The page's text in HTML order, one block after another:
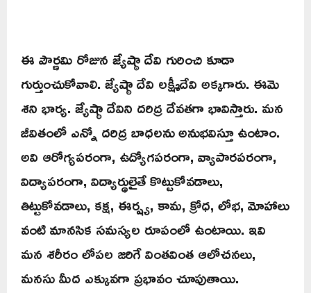
ఈ పౌర్ణమి రోజున జ్యేష్ఠా దేవి గురించి కూడా
గుర్తుంచుకోవాలి. జ్యేష్ఠా దేవి లక్ష్మీదేవి అక్కగారు. ఈమె
శని భార్య. జ్యేష్ఠా దేవిని దరిద్ర దేవతగా భావిస్తారు. మన
జీవితంలో ఎన్నో దరిద్ర బాధలను అనుభవిస్తూ ఉంటాం.
అవి ఆరోగ్యపరంగా, ఉద్యోగపరంగా, వ్యాపారపరంగా,
విద్యాపరంగా, విద్యార్థులైతే కొట్టుకోవడాలు,
తిట్టుకోవడాలు, కక్ష, ఈర్ష్య, కామ, క్రోధ, లోభ, మోహాలు
వంటి మానసిక సమస్యల రూపంలో ఉంటాయి. ఇవి
మన శరీరం లోపల జరిగే వింతవింత ఆలోచనలు,
మనసు మీద ఎక్కువగా ప్రభావం చూపుతాయి.